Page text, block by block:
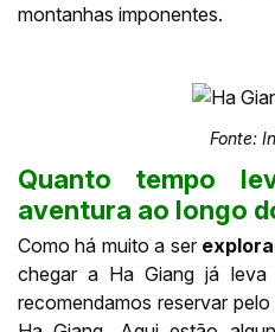
montanhas imponentes.
Fonte:
Quanto tempo
aventura ao longo
Como há muito a ser
chegar a Ha Giang já leva
recomendamos reservar pelo